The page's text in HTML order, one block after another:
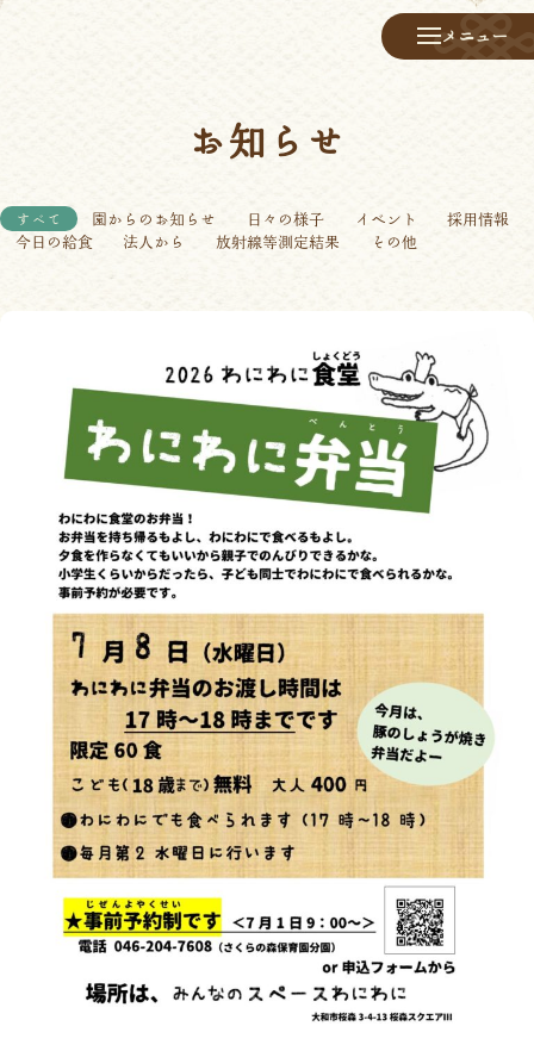
メニュー
お知らせ
すべて 園からのお知らせ 日々の様子 イベント
採用情報
今日の給食
法人から 放射線等測定結果 その他